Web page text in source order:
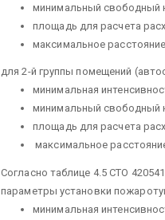
минимальный свободный
площадь для расчета
максимальное
для 2-й группы помещений
минимальная
минимальный свободный
площадь для расчета
максимальное
Согласно таблице 4.5 СТО
параметры установки
минимальная